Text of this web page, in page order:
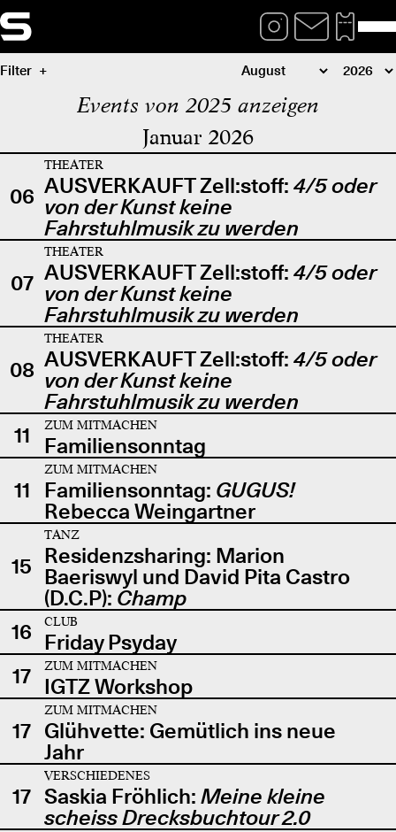
Filter
Events von 2025 anzeigen
Januar 2026
06
THEATER
AUSVERKAUFT Zell:stoff: 4/5 oder
von der Kunst keine
Fahrstuhlmusik zu werden
07
THEATER
AUSVERKAUFT Zell:stoff: 4/5 oder
von der Kunst keine
Fahrstuhlmusik zu werden
08
THEATER
AUSVERKAUFT Zell:stoff: 4/5 oder
von der Kunst keine
Fahrstuhlmusik zu werden
11
ZUM MITMACHEN
Familiensonntag
11
ZUM MITMACHEN
Familiensonntag: GUGUS!
Rebecca Weingartner
15
TANZ
Residenzsharing: Marion
Baeriswyl und David Pita Castro
(D.C.P): Champ
16
CLUB
Friday Psyday
17
ZUM MITMACHEN
IGTZ Workshop
17
ZUM MITMACHEN
Glühvette: Gemütlich ins neue
Jahr
17
VERSCHIEDENES
Saskia Fröhlich: Meine kleine
scheiss Drecksbuchtour 2.0